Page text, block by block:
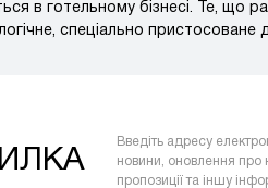
в готельному бізнесі. Те, що
спеціально пристосоване
Введіть адресу
новини, оновлення про
пропозиції та іншу